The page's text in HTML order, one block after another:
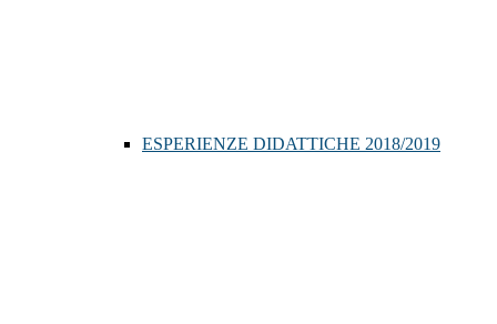
ESPERIENZE DIDATTICHE 2018/2019